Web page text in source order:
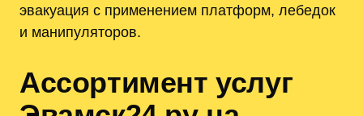
эвакуация с применением платформ, лебедок
и манипуляторов.
Ассортимент услуг